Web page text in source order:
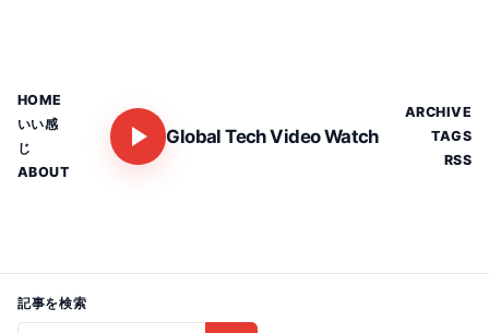
HOME
いい感
じ
ABOUT
Global Tech Video Watch
ARCHIVE
TAGS
RSS
記事を検索